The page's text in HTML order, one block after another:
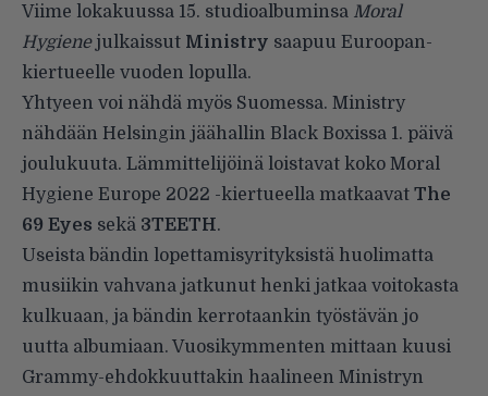
Viime lokakuussa 15. studioalbuminsa Moral
Hygienejulkaissut Ministry saapuu Euroopan-
kiertueelle vuoden lopulla.
Yhtyeen voi nähdä myös Suomessa. Ministry
nähdään Helsingin jäähallin Black Boxissa 1. päivä
joulukuuta. Lämmittelijöinä loistavat koko Moral
Hygiene Europe 2022 -kiertueella matkaavat The
69 Eyes sekä 3TEETH.
Useista bändin lopettamisyrityksistä huolimatta
musiikin vahvana jatkunut henki jatkaa voitokasta
kulkuaan, ja bändin kerrotaankin työstävän jo
uutta albumiaan. Vuosikymmenten mittaan kuusi
Grammy-ehdokkuuttakin haalineen Ministryn